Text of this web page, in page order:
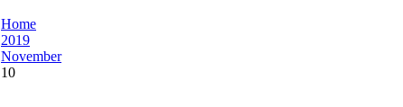
Home
2019
November
10